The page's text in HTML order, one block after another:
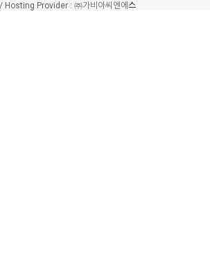
Hosting Provider : ㈜가비아씨엔에 스